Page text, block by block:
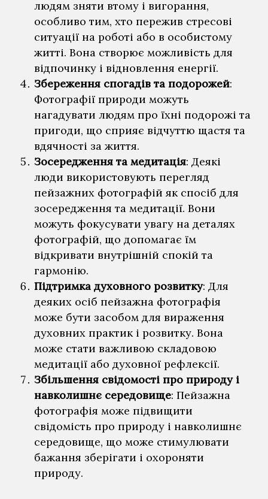
GO TO SHOP
людям зняти втому і вигорання,
особливо тим, хто пережив стресові
ситуації на роботі або в особистому
житті. Вона створює можливість для
відпочинку і відновлення енергії.
Збереження спогадів та подорожей:
Фотографії природи можуть
нагадувати людям про їхні подорожі та
пригоди, що сприяє відчуттю щастя та
вдячності за життя.
Зосередження та медитація: Деякі
люди використовують перегляд
пейзажних фотографій як спосіб для
зосередження та медитації. Вони
можуть фокусувати увагу на деталях
фотографій, що допомагає їм
відкривати внутрішній спокій та
гармонію.
Підтримка духовного розвитку: Для
деяких осіб пейзажна фотографія
може бути засобом для вираження
духовних практик і розвитку. Вона
може стати важливою складовою
медитації або духовної рефлексії.
Збільшення свідомості про природу і
навколишнє середовище: Пейзажна
фотографія може підвищити
свідомість про природу і навколишнє
середовище, що може стимулювати
бажання зберігати і охороняти
природу.